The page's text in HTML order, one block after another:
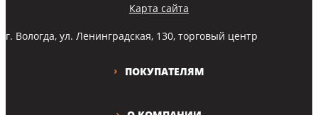
ПОКУПАТЕЛЯМ
Карта сайта
г. Вологда, ул. Ленинградская, 130, торговый центр